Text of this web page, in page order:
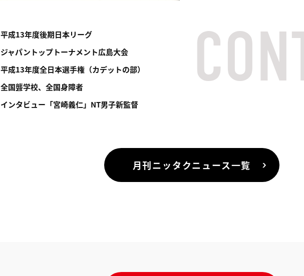
平成13年度後期日本リーグ
ジャパントップトーナメント広島大会
平成13年度全日本選手権（カデットの部）
全国聾学校、全国身障者
インタビュー「宮崎義仁」NT男子新監督
月刊ニッタクニュース一覧